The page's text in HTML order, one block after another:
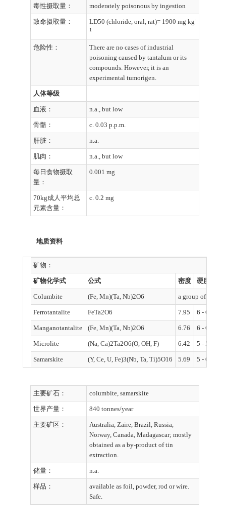
毒性摄取量： moderately poisonous by ingestion
致命摄取量： LD50 (chloride, oral, rat)= 1900 mg kg-
1
危险性：
There are no cases of industrial
poisoning caused by tantalum or its
compounds. However, it is an
experimental tumorigen.
人体等级
血液： n.a., but low
骨骼： c. 0.03 p.p.m.
肝脏： n.a.
肌肉： n.a., but low
每日食物摄取
量：
0.001 mg
70kg成人平均总
元素含量：
c. 0.2 mg
地质资料
矿物：
矿物化学式 公式 密度 硬度
Columbite (Fe, Mn)(Ta, Nb)2O6 a group of ores
Ferrotantalite FeTa2O6 7.95 6 - 6.5
Manganotantalite (Fe, Mn)(Ta, Nb)2O6 6.76 6 - 6.5
Microlite (Na, Ca)2Ta2O6(O, OH, F) 6.42 5 - 5.5
Samarskite (Y, Ce, U, Fe)3(Nb, Ta, Ti)5O16 5.69 5 - 6
主要矿石： columbite, samarskite
世界产量： 840 tonnes/year
主要矿区：
Australia, Zaire, Brazil, Russia,
Norway, Canada, Madagascar; mostly
obtained as a by-product of tin
extraction.
储量： n.a.
样品：
available as foil, powder, rod or wire.
Safe.